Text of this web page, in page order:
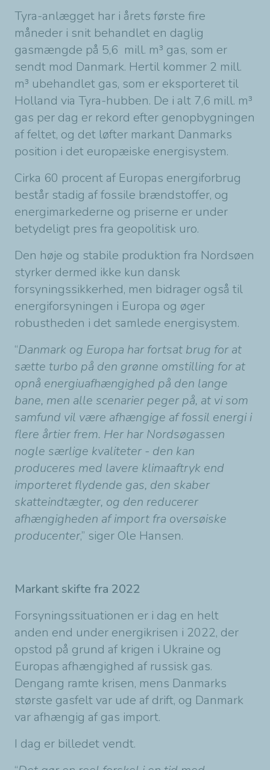
Tyra-anlægget har i årets første fire
måneder i snit behandlet en daglig
gasmængde på 5,6 mill. m³ gas, som er
sendt mod Danmark. Hertil kommer 2 mill.
m³ ubehandlet gas, som er eksporteret til
Holland via Tyra-hubben. De i alt 7,6 mill. m³
gas per dag er rekord efter genopbygningen
af feltet, og det løfter markant Danmarks
position i det europæiske energisystem.
Cirka 60 procent af Europas energiforbrug
består stadig af fossile brændstoffer, og
energimarkederne og priserne er under
betydeligt pres fra geopolitisk uro.
Den høje og stabile produktion fra Nordsøen
styrker dermed ikke kun dansk
forsyningssikkerhed, men bidrager også til
energiforsyningen i Europa og øger
robustheden i det samlede energisystem.
“Danmark og Europa har fortsat brug for at
sætte turbo på den grønne omstilling for at
opnå energiuafhængighed på den lange
bane, men alle scenarier peger på, at vi som
samfund vil være afhængige af fossil energi i
flere årtier frem. Her har Nordsøgassen
nogle særlige kvaliteter - den kan
produceres med lavere klimaaftryk end
importeret flydende gas, den skaber
skatteindtægter, og den reducerer
afhængigheden af import fra oversøiske
producenter,” siger Ole Hansen.
Markant skifte fra 2022
Forsyningssituationen er i dag en helt
anden end under energikrisen i 2022, der
opstod på grund af krigen i Ukraine og
Europas afhængighed af russisk gas.
Dengang ramte krisen, mens Danmarks
største gasfelt var ude af drift, og Danmark
var afhængig af gas import.
I dag er billedet vendt.